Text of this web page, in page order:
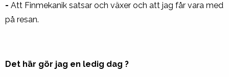
- Att Finmekanik satsar och växer och att jag får vara med
på resan.
Det här gör jag en ledig dag ?